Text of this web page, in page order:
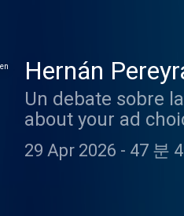
Hernán
Un debate sobre
about your ad
29 Apr 2026 - 47 분